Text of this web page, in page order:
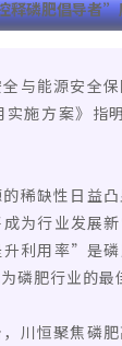
释磷肥倡导者”
与能源安全
实施方案》指
稀缺性日益
为行业发展
利用率”是
磷肥行业的最
川恒聚焦磷